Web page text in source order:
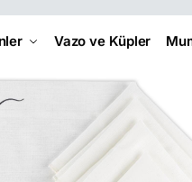
Vazo ve Küpler